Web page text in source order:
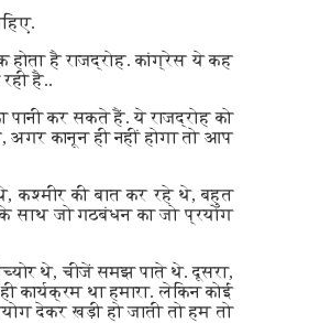
होता है राजद्रोह. कांग्रेस ये कह
है..
पानी कर सकते हैं. ये राजद्रोह को
अगर कानून ही नहीं होगा तो आप
कश्मीर की बात कर रहे थे, बहुत
के साथ जो गठबंधन का जो प्रयोग
थे, चीजें समझ पाते थे. दूसरा,
कार्यक्रम था हमारा. लेकिन कोई
देकर खड़ी हो जाती तो हम तो